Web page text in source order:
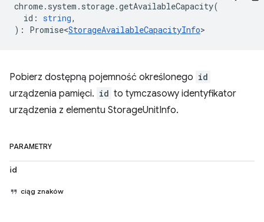
chrome. system . storage.getAvailableCapacity(
id : string,
) : Promise<StorageAvailableCapacityInfo>
Pobierz dostępną pojemność określonego id
urządzenia pamięci. id to tymczasowy identyfikator
urządzenia z elementu StorageUnitInfo.
PARAMETRY
id
ciąg znaków